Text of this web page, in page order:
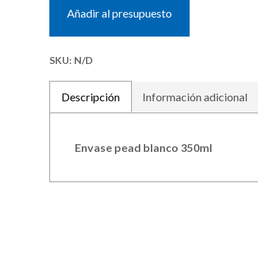
Añadir al presupuesto
SKU: N/D
Descripción Información adicional
Envase pead blanco 350ml